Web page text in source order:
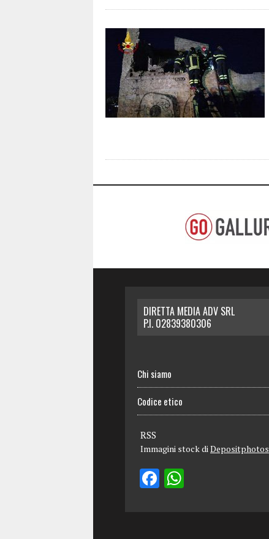
DIRETTA MEDIA ADV SRL
P.I. 02839380306
Chi siamo
Codice etico
RSS
Immagini stock diDepositphotos